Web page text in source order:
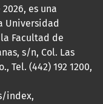
es una
Universidad
Facultad de
s/n, Col. Las
Tel. (442) 192 1200,
index,